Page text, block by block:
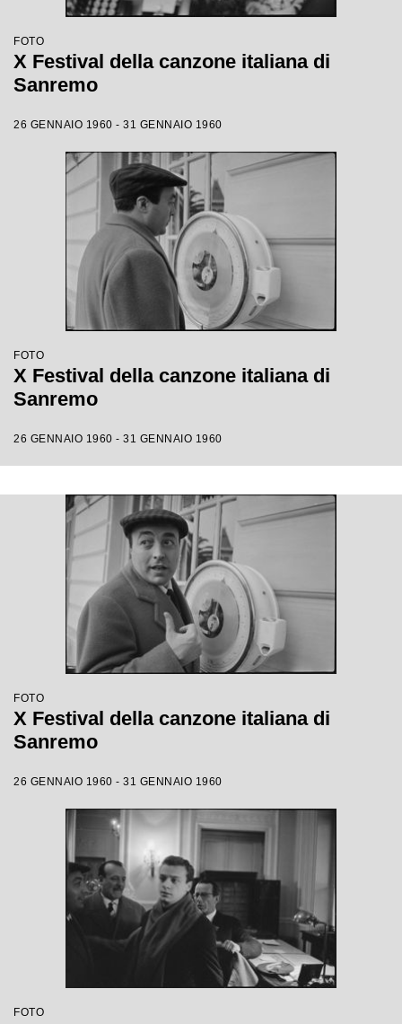
FOTO
X Festival della canzone italiana di
Sanremo
26 GENNAIO 1960 - 31 GENNAIO 1960
FOTO
X Festival della canzone italiana di
Sanremo
26 GENNAIO 1960 - 31 GENNAIO 1960
FOTO
X Festival della canzone italiana di
Sanremo
26 GENNAIO 1960 - 31 GENNAIO 1960
FOTO